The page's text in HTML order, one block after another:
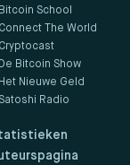
Bitcoin School
Connect The World
Cryptocast
De Bitcoin Show
Het Nieuwe Geld
Radio